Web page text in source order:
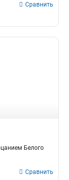
Сравнить
Белого
Сравнить